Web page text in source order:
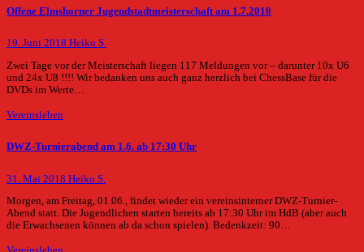
Offene Elmshorner Jugendstadtmeisterschaft am 1.7.2018
19. Juni 2018 Heiko S.
Zwei Tage vor der Meisterschaft liegen 117 Meldungen vor – darunter 10x U6
und 24x U8 !!!! Wir bedanken uns auch ganz herzlich bei ChessBase für die
DVDs im Werte…
Vereinsleben
DWZ-Turnierabend am 1.6. ab 17:30 Uhr
31. Mai 2018 Heiko S.
Morgen, am Freitag, 01.06., findet wieder ein vereinsinterner DWZ-Turnier-
Abend statt. Die Jugendlichen starten bereits ab 17:30 Uhr im HdB (aber auch
die Erwachsenen können ab da schon spielen). Bedenkzeit: 90…